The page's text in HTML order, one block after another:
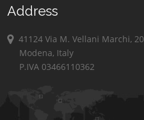
Address
41124 Via M. Vellani Marchi, 20
Modena, Italy
P.IVA 03466110362